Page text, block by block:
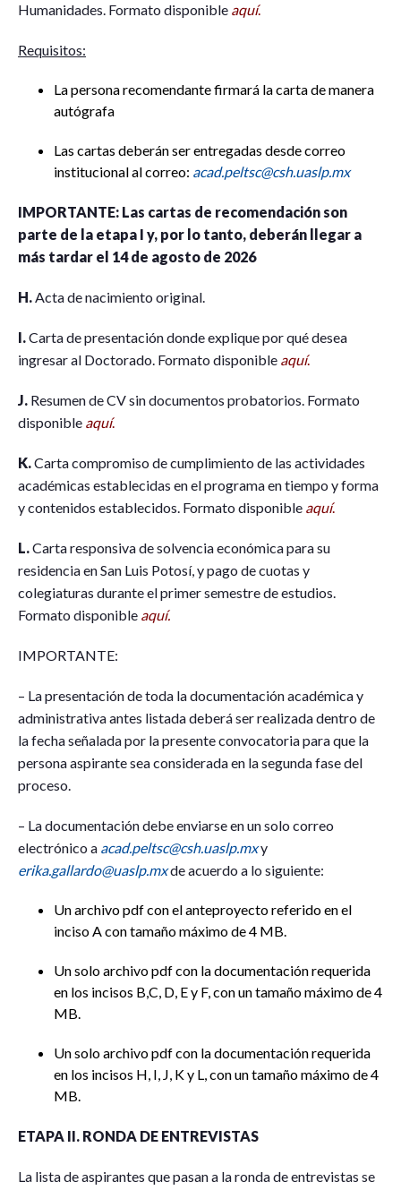
Humanidades. Formato disponible aquí.
Requisitos:
La persona recomendante firmará la carta de manera
autógrafa
Las cartas deberán ser entregadas desde correo
institucional al correo: acad.peltsc@csh.uaslp.mx
IMPORTANTE: Las cartas de recomendación son
parte de la etapa I y, por lo tanto, deberán llegar a
más tardar el 14 de agosto de 2026
H.Acta de nacimiento original.
I.Carta de presentación donde explique por qué desea
ingresar al Doctorado. Formato disponible aquí.
J. Resumen de CV sin documentos probatorios. Formato
disponible aquí.
K.Carta compromiso de cumplimiento de las actividades
académicas establecidas en el programa en tiempo y forma
y contenidos establecidos. Formato disponible aquí.
L.Carta responsiva de solvencia económica para su
residencia en San Luis Potosí, y pago de cuotas y
colegiaturas durante el primer semestre de estudios.
Formato disponible aquí.
IMPORTANTE:
– La presentación de toda la documentación académica y
administrativa antes listada deberá ser realizada dentro de
la fecha señalada por la presente convocatoria para que la
persona aspirante sea considerada en la segunda fase del
proceso.
– La documentación debe enviarse en un solo correo
electrónico a acad.peltsc@csh.uaslp.mxy
erika.gallardo@uaslp.mxde acuerdo a lo siguiente:
Un archivo pdf con el anteproyecto referido en el
inciso A con tamaño máximo de 4 MB.
Un solo archivo pdf con la documentación requerida
en los incisos B,C, D, E y F, con un tamaño máximo de 4
MB.
Un solo archivo pdf con la documentación requerida
en los incisos H, I, J, K y L, con un tamaño máximo de 4
MB.
ETAPA II. RONDA DE ENTREVISTAS
La lista de aspirantes que pasan a la ronda de entrevistas se